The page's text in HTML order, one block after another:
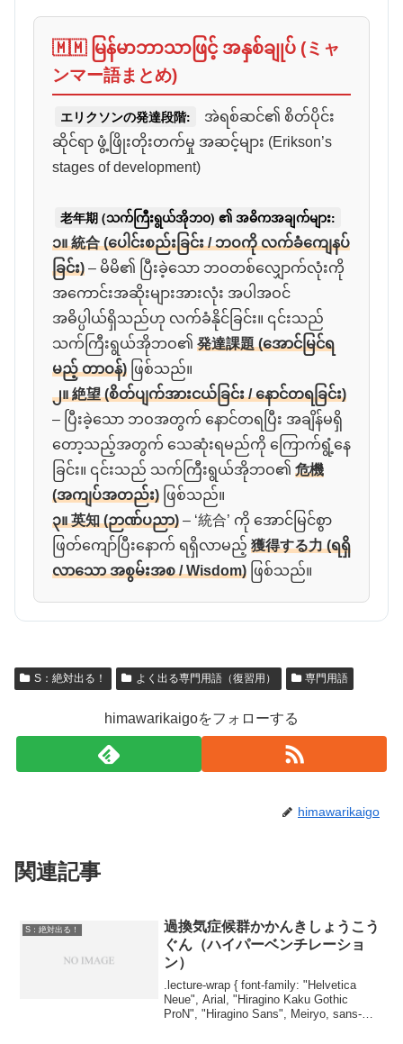
🇲🇲 မြန်မာဘာသာဖြင့် အနှစ်ချုပ် (ミャ
ンマー語まとめ)
エリクソンの発達段階:
အဲရစ်ဆင်၏ စိတ်ပိုင်း
ဆိုင်ရာ ဖွံ့ဖြိုးတိုးတက်မှု အဆင့်များ (Erikson’s
stages of development)
老年期 (သက်ကြီးရွယ်အိုဘဝ) ၏ အဓိကအချက်များ:
၁။ 統合 (ပေါင်းစည်းခြင်း / ဘဝကို လက်ခံကျေနပ်
ခြင်း) – မိမိ၏ ပြီးခဲ့သော ဘဝတစ်လျှောက်လုံးကို
အကောင်းအဆိုးများအားလုံး အပါအဝင်
အဓိပ္ပါယ်ရှိသည်ဟု လက်ခံနိုင်ခြင်း။ ၎င်းသည်
သက်ကြီးရွယ်အိုဘဝ၏ 発達課題 (အောင်မြင်ရ
မည့် တာဝန်) ဖြစ်သည်။
၂။ 絶望 (စိတ်ပျက်အားငယ်ခြင်း / နောင်တရခြင်း)
– ပြီးခဲ့သော ဘဝအတွက် နောင်တရပြီး အချိန်မရှိ
တော့သည့်အတွက် သေဆုံးရမည်ကို ကြောက်ရွံ့နေ
ခြင်း။ ၎င်းသည် သက်ကြီးရွယ်အိုဘဝ၏ 危機
(အကျပ်အတည်း) ဖြစ်သည်။
၃။ 英知 (ဉာဏ်ပညာ) – ‘統合’ ကို အောင်မြင်စွာ
ဖြတ်ကျော်ပြီးနောက် ရရှိလာမည့် 獲得する力 (ရရှိ
လာသော အစွမ်းအစ / Wisdom) ဖြစ်သည်။
S：絶対出る！ よく出る専門用語（復習用） 専門用語
himawarikaigoをフォローする
himawarikaigo
関連記事
S：絶対出る！
過換気症候群かかんきしょうこう
ぐん（ハイパーベンチレーショ
ン）
.lecture-wrap { font-family: "Helvetica
Neue", Arial, "Hiragino Kaku Gothic
ProN", "Hiragino Sans", Meiryo, sans-